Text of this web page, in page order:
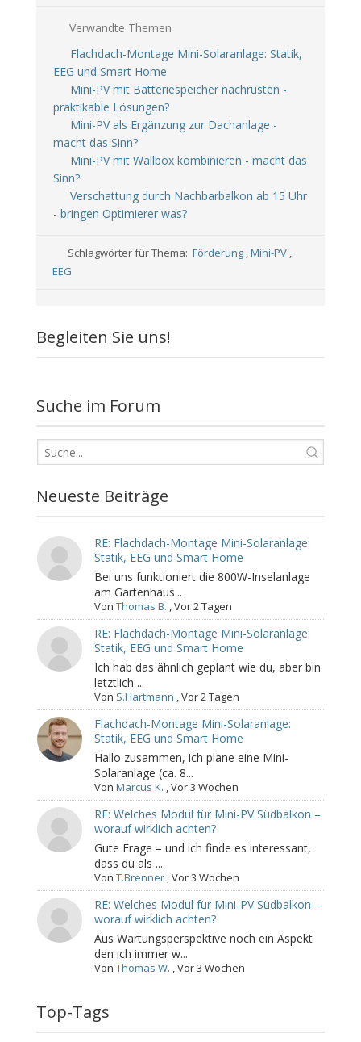
Verwandte Themen
Flachdach-Montage Mini-Solaranlage: Statik,
EEG und Smart Home
Mini-PV mit Batteriespeicher nachrüsten -
praktikable Lösungen?
Mini-PV als Ergänzung zur Dachanlage -
macht das Sinn?
Mini-PV mit Wallbox kombinieren - macht das
Sinn?
Verschattung durch Nachbarbalkon ab 15 Uhr
- bringen Optimierer was?
Schlagwörter für Thema:Förderung ,Mini-PV ,
EEG
Begleiten Sie uns!
Suche im Forum
Neueste Beiträge
RE: Flachdach-Montage Mini-Solaranlage:
Statik, EEG und Smart Home
Bei uns funktioniert die 800W-Inselanlage
am Gartenhaus...
VonThomas B. ,Vor 2 Tagen
RE: Flachdach-Montage Mini-Solaranlage:
Statik, EEG und Smart Home
Ich hab das ähnlich geplant wie du, aber bin
letztlich ...
Von S.Hartmann ,Vor 2 Tagen
Flachdach-Montage Mini-Solaranlage:
Statik, EEG und Smart Home
Hallo zusammen, ich plane eine Mini-
Solaranlage (ca. 8...
VonMarcus K. ,Vor 3 Wochen
RE: Welches Modul für Mini-PV Südbalkon –
worauf wirklich achten?
Gute Frage – und ich finde es interessant,
dass du als ...
VonT.Brenner ,Vor 3 Wochen
RE: Welches Modul für Mini-PV Südbalkon –
worauf wirklich achten?
Aus Wartungsperspektive noch ein Aspekt
den ich immer w...
VonThomas W. ,Vor 3 Wochen
Top-Tags